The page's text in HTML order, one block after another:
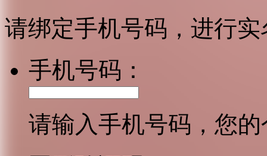
请绑定手机号码，进行
手机号码：
请输入手机号码，您